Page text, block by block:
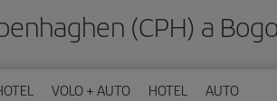
(CPH) a
VOLO + AUTO HOTEL AUTO